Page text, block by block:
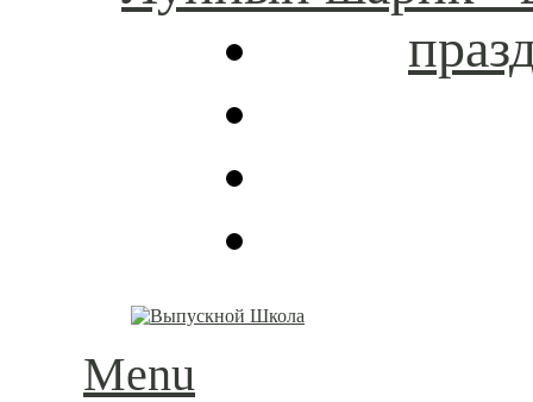
Menu